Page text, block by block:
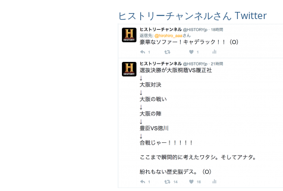
ヒストリーチャンネルさん Twitter